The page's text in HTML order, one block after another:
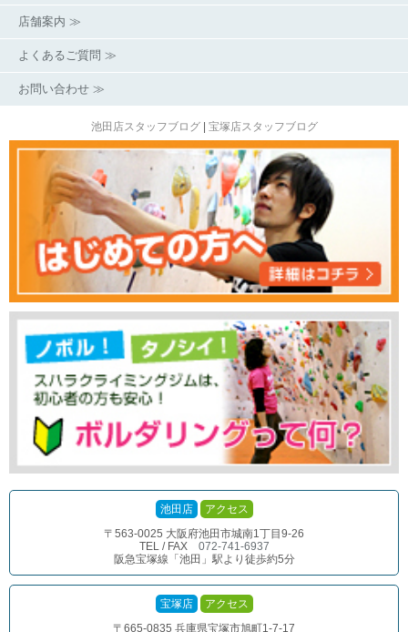
店舗案内 ≫
よくあるご質問 ≫
お問い合わせ ≫
池田店スタッフブログ| 宝塚店スタッフブログ
池田店
アクセス
〒563-0025 大阪府池田市城南1丁目9-26
TEL / FAX 072-741-6937
阪急宝塚線「池田」駅より徒歩約5分
宝塚店
アクセス
〒665-0835 兵庫県宝塚市旭町1-7-17